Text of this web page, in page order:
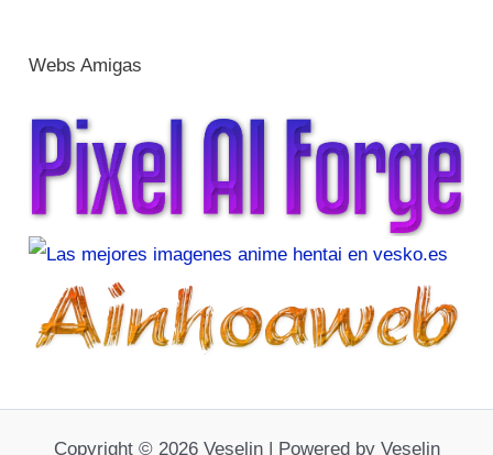
Webs Amigas
Copyright © 2026 Veselin | Powered by Veselin